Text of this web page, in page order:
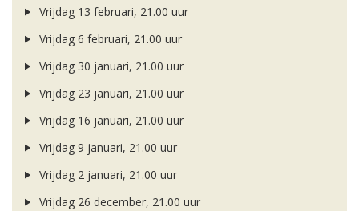
Vrijdag 13 februari, 21.00 uur
Vrijdag 6 februari, 21.00 uur
Vrijdag 30 januari, 21.00 uur
Vrijdag 23 januari, 21.00 uur
Vrijdag 16 januari, 21.00 uur
Vrijdag 9 januari, 21.00 uur
Vrijdag 2 januari, 21.00 uur
Vrijdag 26 december, 21.00 uur